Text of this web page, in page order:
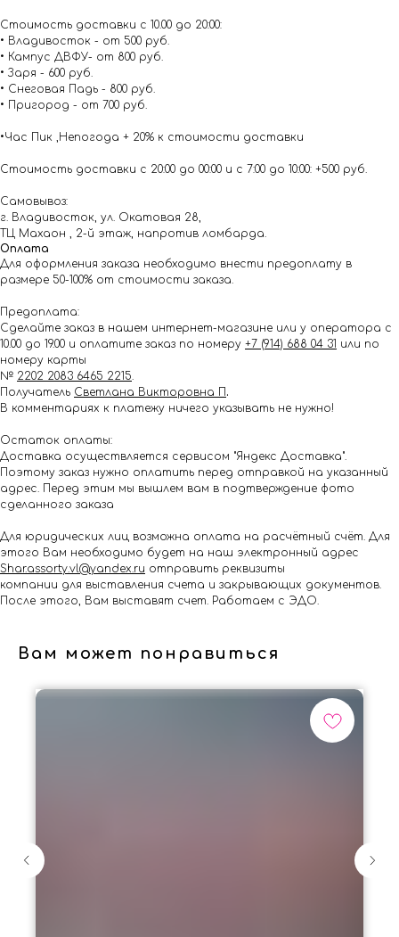
Стоимость доставки с 10.00 до 20:00:
• Владивосток - от 500 руб.
• Кампус ДВФУ- от 800 руб.
• Заря - 600 руб.
• Снеговая Падь - 800 руб.
• Пригород - от 700 руб.
•Час Пик ,Непогода + 20% к стоимости доставки
Стоимость доставки с 20:00 до 00:00 и с 7:00 до 10:00: +500 руб.
Самовывоз:
г. Владивосток, ул. Окатовая 28,
ТЦ Махаон , 2-й этаж, напротив ломбарда.
Оплата
Для оформления заказа необходимо внести предоплату в
размере 50-100% от стоимости заказа.
Предоплата:
Сделайте заказ в нашем интернет-магазине или у оператора с
10.00 до 19.00 и оплатите заказ по номеру +7 (914) 688 04 31 или по
номеру карты
№ 2202 2083 6465 2215.
Получатель Светлана Викторовна П .
В комментариях к платежу ничего указывать не нужно!
Остаток оплаты:
Доставка осуществляется сервисом "Яндекс Доставка".
Поэтому заказ нужно оплатить перед отправкой на указанный
адрес. Перед этим мы вышлем вам в подтверждение фото
сделанного заказа
Для юридических лиц возможна оплата на расчётный счёт. Для
этого Вам необходимо будет на наш электронный адрес
Shar.assorty.vl@yandex.ru отправить реквизиты
компании для выставления счета и закрывающих документов.
После этого, Вам выставят счет. Работаем с ЭДО.
Вам может понравиться